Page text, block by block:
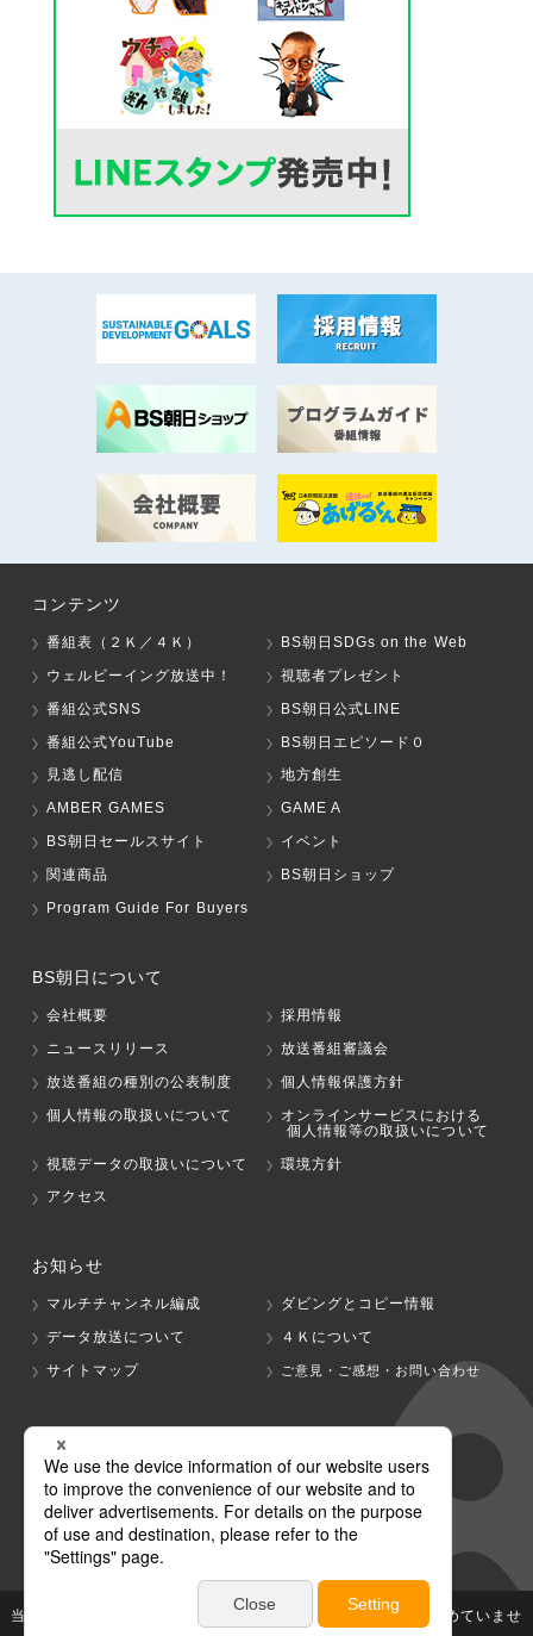
コンテンツ
番組表（２Ｋ／４Ｋ）
BS朝日SDGs on the Web
ウェルビーイング放送中！
視聴者プレゼント
番組公式SNS
BS朝日公式LINE
番組公式YouTube
BS朝日エピソード０
見逃し配信
地方創生
AMBER GAMES
GAME A
BS朝日セールスサイト
イベント
関連商品
BS朝日ショップ
Program Guide For Buyers
BS朝日について
会社概要
採用情報
ニュースリリース
放送番組審議会
放送番組の種別の公表制度
個人情報保護方針
個人情報の取扱いについて
オンラインサービスにおける
個人情報等の取扱いについて
視聴データの取扱いについて
環境方針
アクセス
お知らせ
マルチチャンネル編成
ダビングとコピー情報
データ放送について
４Ｋについて
サイトマップ
ご意見・ご感想・お問い合わせ
グループ会社
テレビ朝日 テレ朝チャンネル
当社が著作権、著作隣接権を有する放送番組等の無断利用は認めていませ
ん。